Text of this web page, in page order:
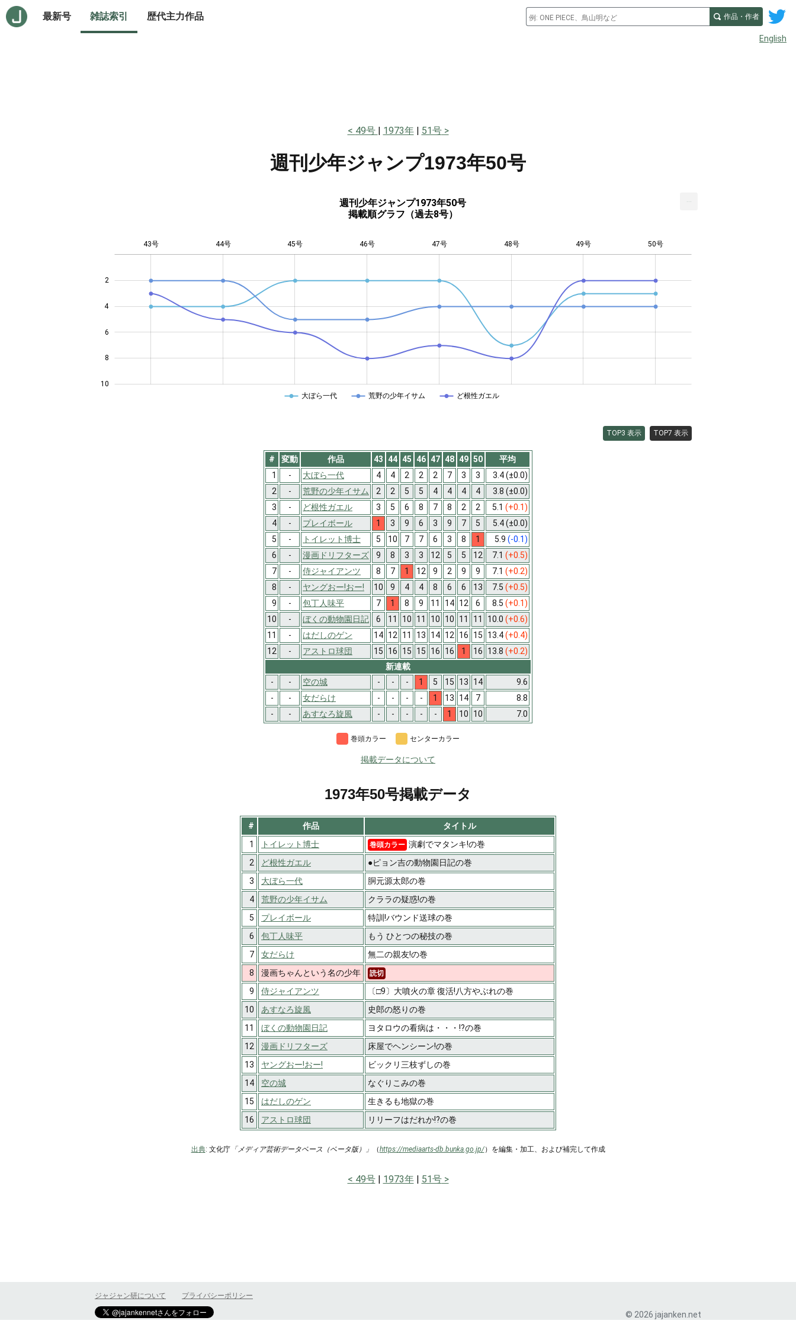
最新号 雑誌索引 歴代主力作品 作品・作者
English
49号 1973年 51号
週刊少年ジャンプ1973年50号
週刊少年ジャンプ1973年50号
掲載順グラフ（過去8号）
2
4
6
10
8
43号 44号 45号 46号 47号 48号 49号 50号
大ぼら一代 荒野の少年イサム ど根性ガエル
TOP3 表示 TOP7 表示
# 変動 作品 43 44 45 46 47 48 49 50
平均
1
- 大ぼら一代 4 4 2 2 2 7 3 3 3.4(±0.0)
2
- 荒野の少年イサム 2 2 5 5 4 4 4 4 3.8 (±0.0)
3
- ど根性ガエル 3 5 6 8 7 8 2 2 5.1 (+0.1)
4
- プレイボール 1 3 9 6 3 9 7 5 5.4(±0.0)
5
- トイレット博士 5 10 7 7 6 3 8 1 5.9 (-0.1)
6
- 漫画ドリフターズ 9 8 3 3 12 5 5 12 7.1 (+0.5)
7
- 侍ジャイアンツ 8 7 1 12 9 2 9 9 7.1 (+0.2)
8
- ヤングおー!おー! 10 9 4 4 8 6 6 13 7.5 (+0.5)
9
- 包丁人味平 7 1 8 9 11 14 12 6 8.5 (+0.1)
10
- ぼくの動物園日記 6 11 10 11 10 10 11 11 10.0 (+0.6)
11
- はだしのゲン 14 12 11 13 14 12 16 15 13.4(+0.4)
12
- アストロ球団 15 16 15 15 16 16 1 16 13.8 (+0.2)
新連載
-
- 空の城 - - - 1 5 15 13 14
9.6
-
- 女だらけ - - - - 1 13 14 7
8.8
-
- あすなろ旋風 - - - - - 1 10 10 7.0
巻頭カラー センターカラー
掲載データについて
1973年50号掲載データ
# 作品
タイトル
1
トイレット博士 巻頭カラー 演劇でマタンキ!の巻
2
ど根性ガエル
●ピョン吉の動物園日記の巻
3
大ぼら一代
胴元源太郎の巻
4
荒野の少年イサム
クララの疑惑!の巻
5
プレイボール
特訓!バウンド送球の巻
6
包丁人味平
もう ひとつの秘技の巻
7
女だらけ
無二の親友!の巻
8
漫画ちゃんという名の少年 読切
9 侍ジャイアンツ
〔□9〕大噴火の章 復活!八方やぶれの巻
10
あすなろ旋風
史郎の怒りの巻
11
ぼくの動物園日記
ヨタロウの看病は・・・!?の巻
12
漫画ドリフターズ
床屋でヘンシーン!の巻
13
ヤングおー!おー!
ビックリ三枝ずしの巻
14
空の城
なぐりこみの巻
15
はだしのゲン
生きるも地獄の巻
16
アストロ球団 リリーフはだれか!?の巻
出典: 文化庁「メディア芸術データベース（ベータ版）」 （https://mediaarts-db.bunka.go.jp/）を編集・加工、および補完して作成
49号 1973年 51号
ジャジャン研について プライバシーポリシー
© 2026 jajanken.net